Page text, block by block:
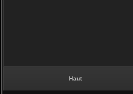
Haut